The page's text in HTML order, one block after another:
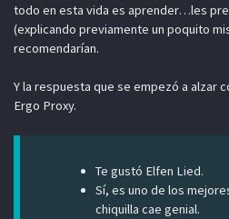
todo en esta vida es aprender…les
(explicando previamente un poquito
recomendarían.
Y la respuesta que se empezó a alzar
Ergo Proxy.
Te gustó Elfen Lied.
Sí, es uno de los
chiquilla cae genial.